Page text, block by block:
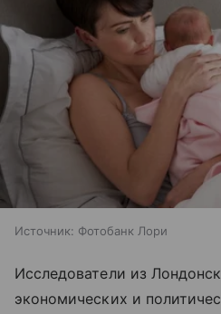
Источник: Фотобанк Лори
Исследователи из
экономических и